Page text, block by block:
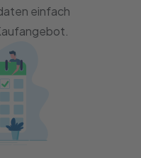
einfach